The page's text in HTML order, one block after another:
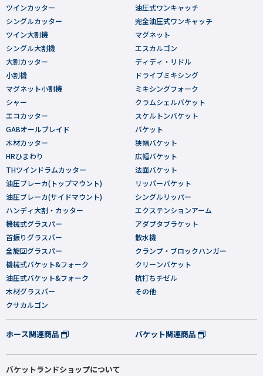
ツインカッター
シングルカッター
ツイン大割機
シングル大割機
大割カッター
小割機
マグネット小割機
シャー
エコカッター
GABオールブレイド
木材カッター
HRひまわり
THツインドラムカッター
油圧ブレーカ(トップマウント)
油圧ブレーカ(サイドマウント)
ハンディ大割・カッター
機械式グラスパー
首振りグラスパー
全旋回グラスパー
機械式バケット&フォーク
油圧式バケット&フォーク
木材グラスパー
クサカルゴン
油圧式ワンキャッチ
完全油圧式ワンキャッチ
マグネット
エスカルゴン
ディディ・リドル
ドライブミキシング
ミキシングフォーク
クラムシェルバケット
スケルトンバケット
バケット
狭幅バケット
広幅バケット
法面バケット
リッパーバケット
シングルリッパー
エクステンションアーム
アダプタブラケット
散水機
クランプ・ブロックハンガー
クリーンバケット
杭打ちチゼル
その他
ホース関連商品 バケット関連商品
バケットランドショップについて